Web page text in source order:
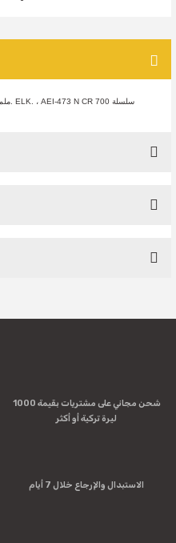
or any other insufficient
description.
to this product.
شحن مجاني على مشتريات بقيمة 1000
ليرة تركية أو أكثر
الاستبدال والإرجاع خلال 7 أيام